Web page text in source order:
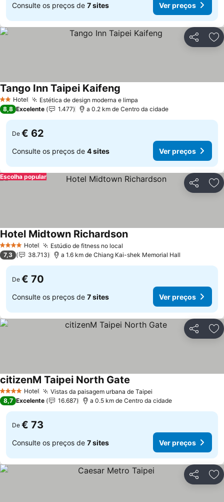
Consulte os preços de 7 sites Ver preços
Partilhar
2 Estrelas
Hotel Estética de design moderna e limpa
Tango Inn Taipei Kaifeng
8,8 Excelente 1.477 a 0.2 km de Centro da cidade
De € 62
Consulte os preços de 4 sites Ver preços
Partilhar
Escolha popular
4 EstrelasHotel Estúdio de fitness no local
Hotel Midtown Richardson
7,3 38.713 a 1.6 km de Chiang Kai-shek Memorial Hall
De € 70
Consulte os preços de 7 sites Ver preços
Partilhar
4 EstrelasHotel Vistas da paisagem urbana de Taipei
citizenM Taipei North Gate
8,7 Excelente 16.687 a 0.5 km de Centro da cidade
De € 73
Consulte os preços de 7 sites Ver preços
Partilhar